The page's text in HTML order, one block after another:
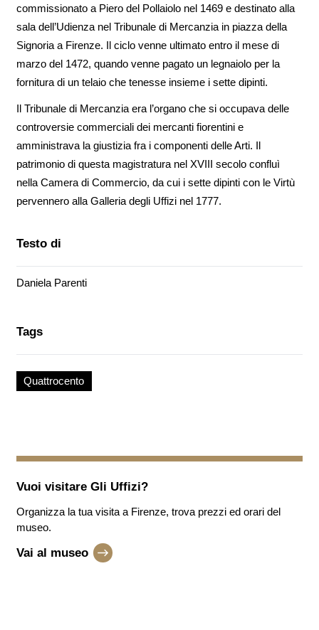
commissionato a Piero del Pollaiolo nel 1469 e destinato alla
sala dell’Udienza nel Tribunale di Mercanzia in piazza della
Signoria a Firenze. Il ciclo venne ultimato entro il mese di
marzo del 1472, quando venne pagato un legnaiolo per la
fornitura di un telaio che tenesse insieme i sette dipinti.
Il Tribunale di Mercanzia era l’organo che si occupava delle
controversie commerciali dei mercanti fiorentini e
amministrava la giustizia fra i componenti delle Arti. Il
patrimonio di questa magistratura nel XVIII secolo confluì
nella Camera di Commercio, da cui i sette dipinti con le Virtù
pervennero alla Galleria degli Uffizi nel 1777.
Testo di
Daniela Parenti
Tags
Quattrocento
Vuoi visitare Gli Uffizi?
Organizza la tua visita a Firenze, trova prezzi ed orari del
museo.
Vai al museo